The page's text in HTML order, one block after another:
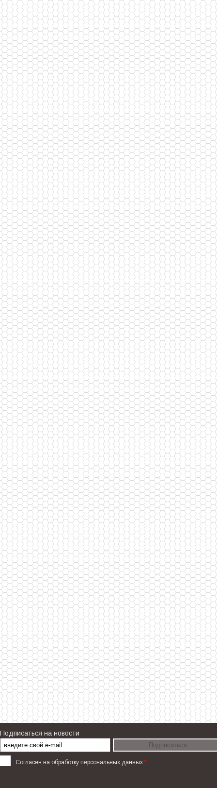
Подписаться на новости
Согласен на обработку персональных данных *